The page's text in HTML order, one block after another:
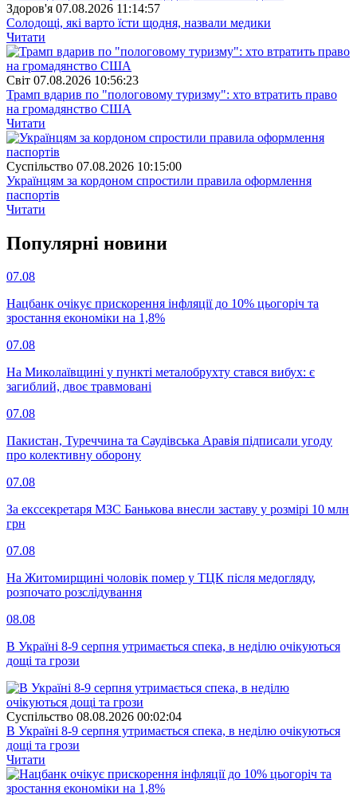
Здоров'я 07.08.2026 11:14:57
Солодощі, які варто їсти щодня, назвали медики
Читати
Свiт 07.08.2026 10:56:23
Трамп вдарив по "пологовому туризму": хто втратить право
на громадянство США
Читати
Суспiльство 07.08.2026 10:15:00
Українцям за кордоном спростили правила оформлення
паспортів
Читати
Популярнi новини
07.08
Нацбанк очікує прискорення інфляції до 10% цьогоріч та
зростання економіки на 1,8%
07.08
На Миколаївщині у пункті металобрухту стався вибух: є
загиблий, двоє травмовані
07.08
Пакистан, Туреччина та Саудівська Аравія підписали угоду
про колективну оборону
07.08
За екссекретаря МЗС Банькова внесли заставу у розмірі 10 млн
грн
07.08
На Житомирщині чоловік помер у ТЦК після медогляду,
розпочато розслідування
08.08
В Україні 8-9 серпня утримається спека, в неділю очікуються
дощі та грози
Суспiльство 08.08.2026 00:02:04
В Україні 8-9 серпня утримається спека, в неділю очікуються
дощі та грози
Читати